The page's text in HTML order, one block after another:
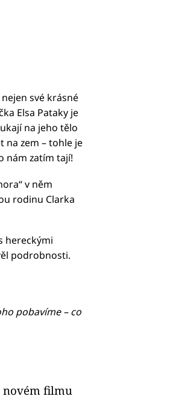
své krásné
Elsa Pataky je
na jeho tělo
na zem – tohle je
nám zatím tají!
v něm
rodinu Clarka
hereckými
podrobnosti.
pobavíme – co
novém filmu